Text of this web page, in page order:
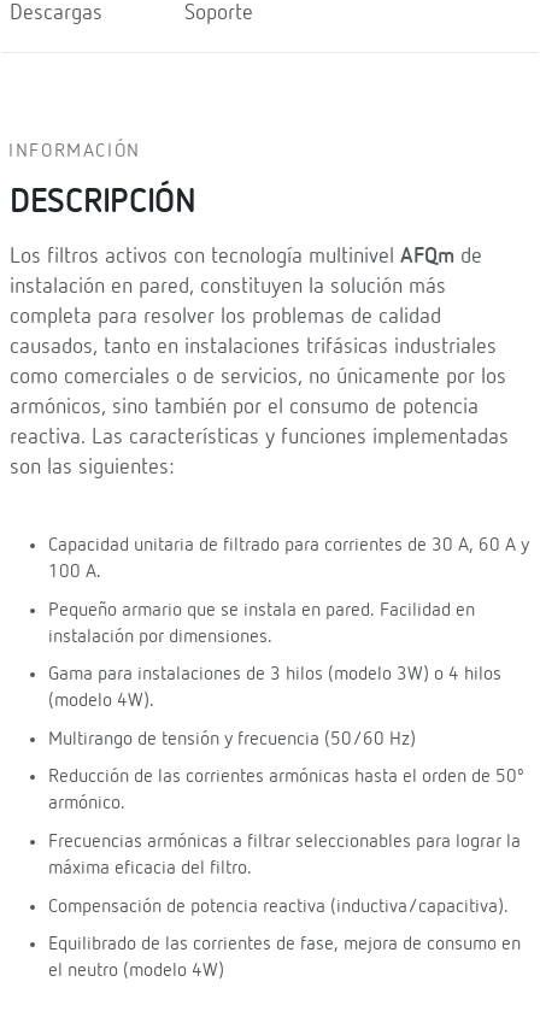
Descargas Soporte
INFORMACIÓN
DESCRIPCIÓN
Los filtros activos con tecnología multinivel AFQm de
instalación en pared, constituyen la solución más
completa para resolver los problemas de calidad
causados, tanto en instalaciones trifásicas industriales
como comerciales o de servicios, no únicamente por los
armónicos, sino también por el consumo de potencia
reactiva. Las características y funciones implementadas
son las siguientes:
Capacidad unitaria de filtrado para corrientes de 30 A, 60 A y
100 A.
Pequeño armario que se instala en pared. Facilidad en
instalación por dimensiones.
Gama para instalaciones de 3 hilos (modelo 3W) o 4 hilos
(modelo 4W).
Multirango de tensión y frecuencia (50/60 Hz)
Reducción de las corrientes armónicas hasta el orden de 50º
armónico.
Frecuencias armónicas a filtrar seleccionables para lograr la
máxima eficacia del filtro.
Compensación de potencia reactiva (inductiva/capacitiva).
Equilibrado de las corrientes de fase, mejora de consumo en
el neutro (modelo 4W)